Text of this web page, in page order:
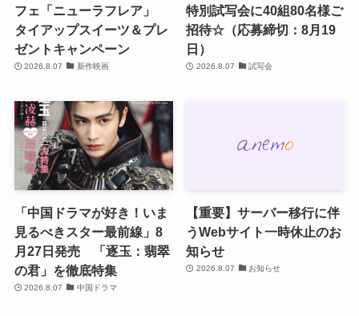
フェ「ニューラフレア」
タイアップスイーツ＆プレ
ゼントキャンペーン
2026.8.07 新作映画
特別試写会に40組80名様ご
招待☆（応募締切：8月19
日）
2026.8.07 試写会
「中国ドラマが好き！いま
見るべきスター最前線」8
月27日発売 「逐玉：翡翠
の君」を徹底特集
2026.8.07 中国ドラマ
【重要】サーバー移行に伴
うWebサイト一時休止のお
知らせ
2026.8.07 お知らせ